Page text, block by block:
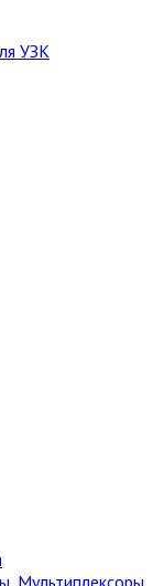
УЗК
Мультиплексоры,